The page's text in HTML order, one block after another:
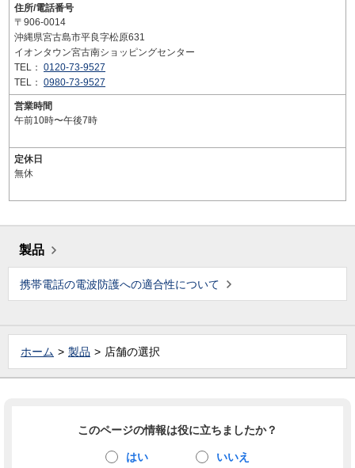
住所/電話番号
〒906-0014
沖縄県宮古島市平良字松原631
イオンタウン宮古南ショッピングセンター
TEL： 0120-73-9527
TEL： 0980-73-9527
営業時間
午前10時〜午後7時
定休日
無休
製品
携帯電話の電波防護への適合性について
ホーム 製品 店舗の選択
このページの情報は役に立ちましたか？
はい いいえ